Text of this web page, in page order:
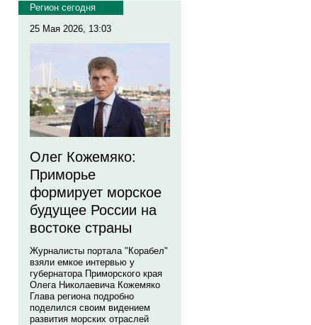
Регион сегодня
25 Мая 2026, 13:03
Олег Кожемяко:
Приморье
формирует морское
будущее России на
востоке страны
Журналисты портала "Корабел"
взяли емкое интервью у
губернатора Приморского края
Олега Николаевича Кожемяко
Глава региона подробно
поделился своим видением
развития морских отраслей